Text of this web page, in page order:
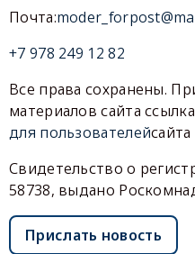
Почта:
+7 978 249 12 82
Все права сохранены.
материалов сайта
для пользователейсайта
Свидетельство о
58738, выдано
Прислать новость